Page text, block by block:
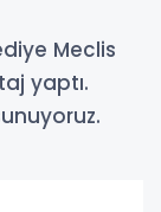
Meclis
yaptı.